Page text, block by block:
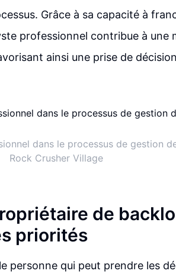
Grâce à sa capacité à
professionnel contribue à une
ainsi une prise de
dans le processus de gestion
Rock Crusher Village
de
priorités
personne qui peut prendre les